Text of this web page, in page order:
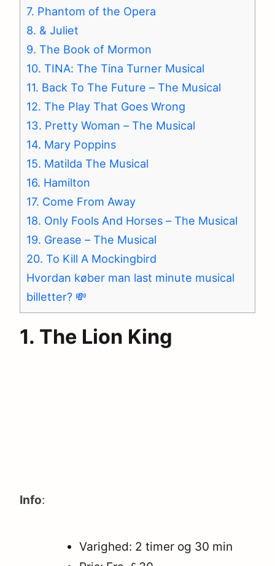
7. Phantom of the Opera
8. & Juliet
9. The Book of Mormon
10. TINA: The Tina Turner Musical
11. Back To The Future – The Musical
12. The Play That Goes Wrong
13. Pretty Woman – The Musical
14. Mary Poppins
15. Matilda The Musical
16. Hamilton
17. Come From Away
18. Only Fools And Horses – The Musical
19. Grease – The Musical
20. To Kill A Mockingbird
Hvordan køber man last minute musical
billetter? 💸
1. The Lion King
Info:
Varighed: 2 timer og 30 min